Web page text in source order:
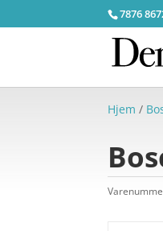
7876
Hjem /